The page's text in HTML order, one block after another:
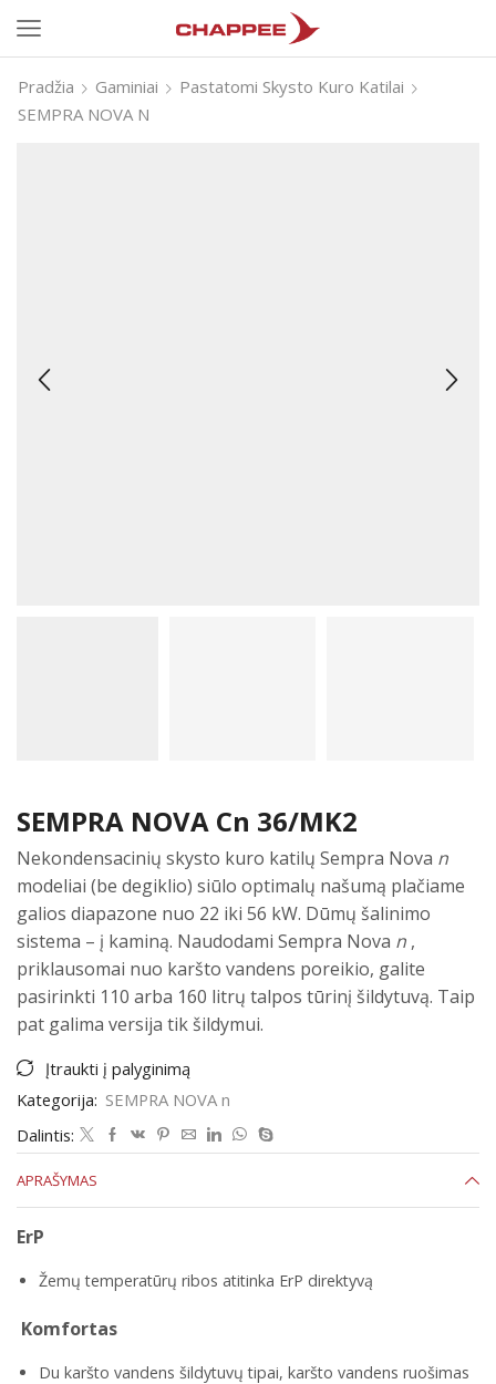
Pradžia Gaminiai
Pastatomi Skysto Kuro Katilai
SEMPRA NOVA N
SEMPRA NOVA Cn 36/MK2
Nekondensacinių skysto kuro katilų Sempra Nova n
modeliai (be degiklio) siūlo optimalų našumą plačiame
galios diapazone nuo 22 iki 56 kW. Dūmų šalinimo
sistema – į kaminą. Naudodami Sempra Nova n ,
priklausomai nuo karšto vandens poreikio, galite
pasirinkti 110 arba 160 litrų talpos tūrinį šildytuvą. Taip
pat galima versija tik šildymui.
Įtraukti į palyginimą
Kategorija: SEMPRA NOVA n
Dalintis:
APRAŠYMAS
ErP
Žemų temperatūrų ribos atitinka ErP direktyvą
Komfortas
Du karšto vandens šildytuvų tipai, karšto vandens ruošimas